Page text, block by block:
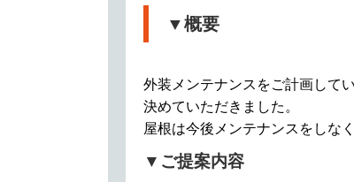
▼概要
外装メンテナンスをご計画して
決めていただきました。
屋根は今後メンテナンスをしな
▼ご提案内容